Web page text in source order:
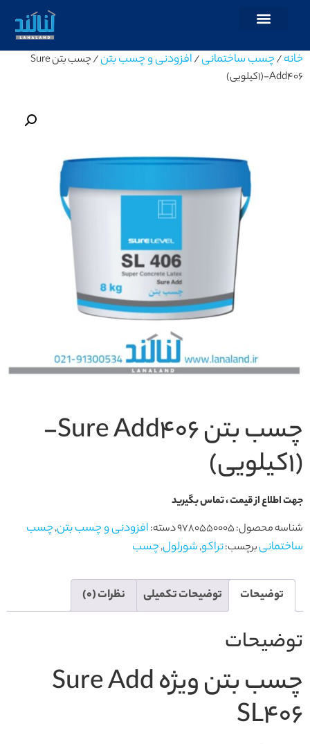
خانه/چسب ساختمانی/افزودنی و چسب بتن
/ چسب بتن Sure
Add۴۰۶-(1کیلویی)
چسب بتن Sure Add۴۰۶-
(1کیلویی)
جهت اطلاع از قیمت ، تماس بگیرید
شناسه محصول:9780550005دسته:افزودنی و چسب بتن,چسب
ساختمانیبرچسب:تراکو,شورلول,چسب
توضیحات توضیحات تکمیلی نظرات (0)
توضیحات
چسب بتن ويژه Sure Add
SL۴۰۶